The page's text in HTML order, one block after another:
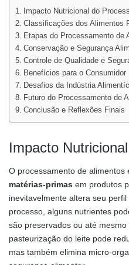
Impacto Nutricional do
Classificações dos Alimentos
Etapas do Processamento de
Conservação e Segurança
Controle de Qualidade e
Benefícios para o Consumidor
Desafios da Indústria
Futuro do Processamento de
Conclusão e Reflexões Finais
Impacto
O processamento de alimentos
matérias-primas em produtos
inevitavelmente altera seu
processo, alguns nutrientes
são preservados ou até
pasteurização do leite pode
mas também elimina micro-